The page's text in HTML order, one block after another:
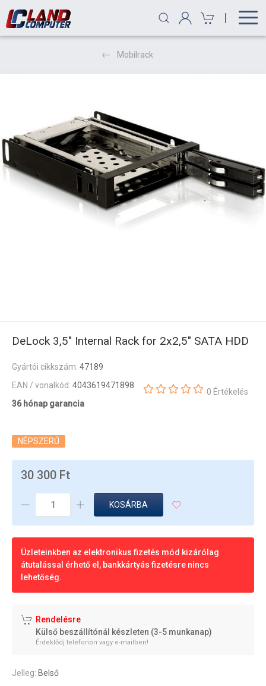
|
Mobilrack
DeLock 3,5" Internal Rack for 2x2,5" SATA HDD
Gyártói cikkszám: 47189
EAN / vonalkód: 4043619471898
36 hónap garancia
0 Értékelés
NÉPSZERŰ
30 300 Ft
KOSÁRBA
Üzleteinkben az elektronikus fizetés mód kizárólag
átutalással érhető el, bankkártyás fizetésre nincs
lehetőség.
Rendelésre
Külső beszállítónál készleten (3-5 munkanap)
Érdeklődj telefonon vagy e-mailben!
Jelleg: Belső